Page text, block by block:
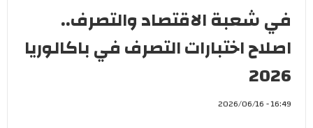
في شعبة الاقتصاد والتصرف..
اصلاح اختبارات التصرف في باكالوريا
2026
16:49 - 2026/06/16